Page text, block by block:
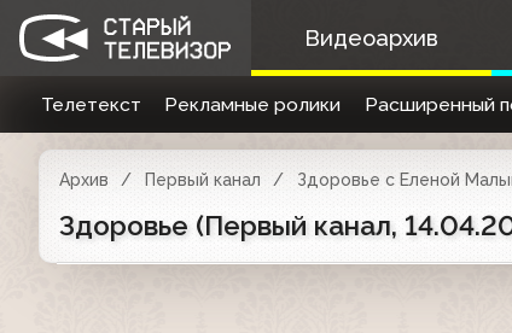
Видеоархив
Телетекст Рекламные ролики Расширенный
Архив Первый канал Здоровье с Еленой
Здоровье (Первый канал,